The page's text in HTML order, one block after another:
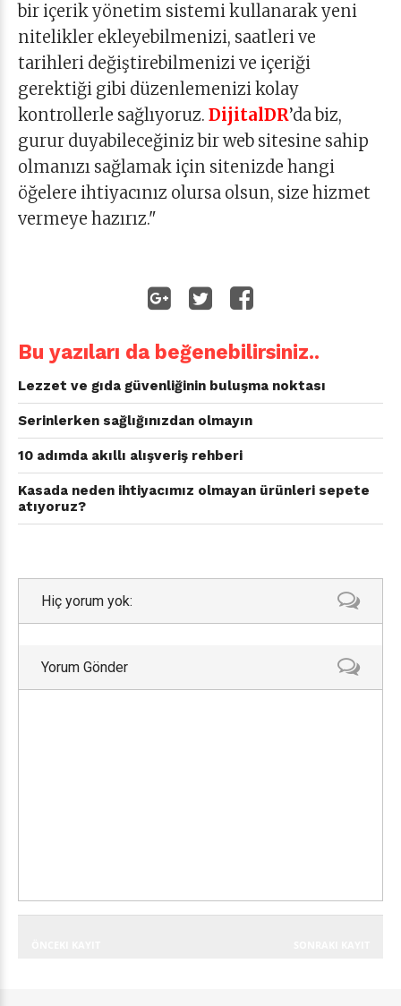
bir içerik yönetim sistemi kullanarak yeni
nitelikler ekleyebilmenizi, saatleri ve
tarihleri ​​değiştirebilmenizi ve içeriği
gerektiği gibi düzenlemenizi kolay
kontrollerle sağlıyoruz. DijitalDR’da biz,
gurur duyabileceğiniz bir web sitesine sahip
olmanızı sağlamak için sitenizde hangi
öğelere ihtiyacınız olursa olsun, size hizmet
vermeye hazırız."
Bu yazıları da beğenebilirsiniz..
Lezzet ve gıda güvenliğinin buluşma noktası
Serinlerken sağlığınızdan olmayın
10 adımda akıllı alışveriş rehberi
Kasada neden ihtiyacımız olmayan ürünleri sepete
atıyoruz?
Hiç yorum yok:
Yorum Gönder